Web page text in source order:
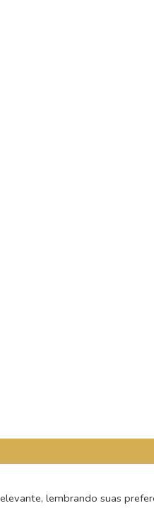
lembrando suas